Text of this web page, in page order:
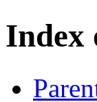
Index